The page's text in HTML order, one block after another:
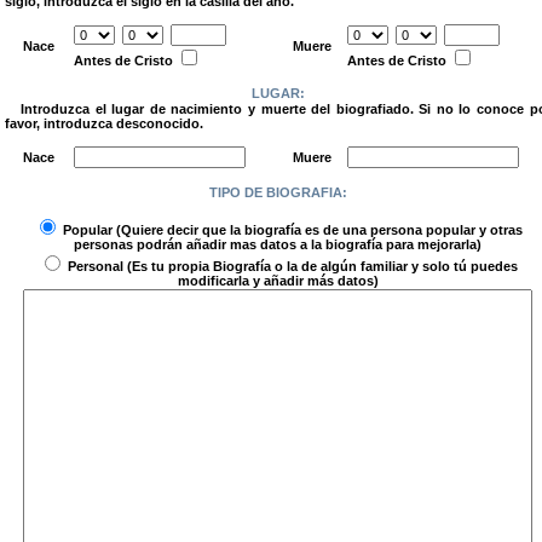
Nace
Antes de Cristo
Muere
Antes de Cristo
LUGAR:
Introduzca el lugar de nacimiento y muerte del biografiado. Si no lo conoce
favor, introduzca desconocido.
Nace
Muere
TIPO DE BIOGRAFIA:
Popular(Quiere decir que la biografía es de una persona popular y otras
personas podrán añadir mas datos a la biografía para mejorarla)
Personal(Es tu propia Biografía o la de algún familiar y solo tú puedes
modificarla y añadir más datos)